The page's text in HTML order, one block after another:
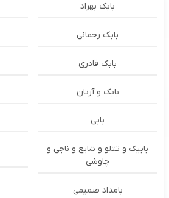
بابک بهراد
بابک رحمانی
بابک قادری
بابک و آرتان
بابی
بابیک و تتلو و شایع و ناجی و
چاوشی
بامداد صمیمی